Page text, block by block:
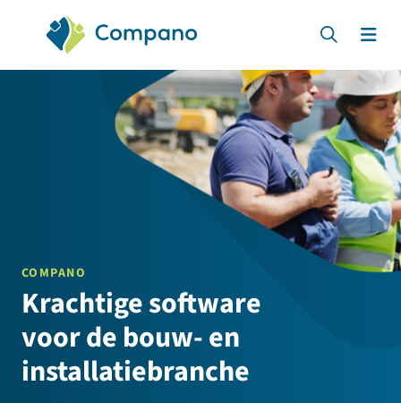
Compano Software
ZoekenMenu
COMPANO
Krachtige software
voor de bouw- en
installatiebranche